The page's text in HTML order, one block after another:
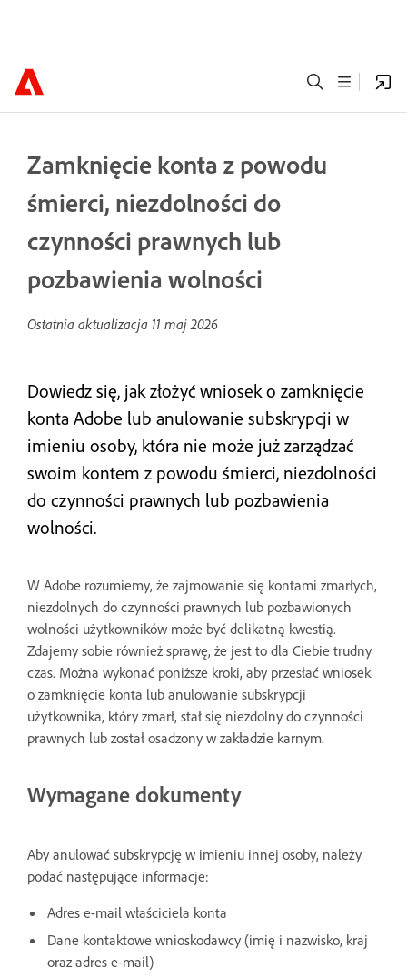
Zamknięcie konta z powodu
śmierci, niezdolności do
czynności prawnych lub
pozbawienia wolności
Ostatnia aktualizacja 11 maj 2026
Dowiedz się, jak złożyć wniosek o zamknięcie
konta Adobe lub anulowanie subskrypcji w
imieniu osoby, która nie może już zarządzać
swoim kontem z powodu śmierci, niezdolności
do czynności prawnych lub pozbawienia
wolności.
W Adobe rozumiemy, że zajmowanie się kontami zmarłych,
niezdolnych do czynności prawnych lub pozbawionych
wolności użytkowników może być delikatną kwestią.
Zdajemy sobie również sprawę, że jest to dla Ciebie trudny
czas. Można wykonać poniższe kroki, aby przesłać wniosek
o zamknięcie konta lub anulowanie subskrypcji
użytkownika, który zmarł, stał się niezdolny do czynności
prawnych lub został osadzony w zakładzie karnym.
Wymagane dokumenty
Aby anulować subskrypcję w imieniu innej osoby, należy
podać następujące informacje:
Adres e-mail właściciela konta
Dane kontaktowe wnioskodawcy (imię i nazwisko, kraj
oraz adres e-mail)